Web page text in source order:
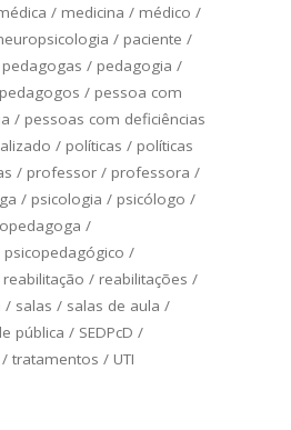
/ medicina / médico /
/ paciente /
pedagogas / pedagogia /
pedagogos / pessoa com
/ pessoas com deficiências
/ políticas / políticas
/ professor/ professora /
/ psicologia / psicólogo /
/
psicopedagógico /
reabilitação / reabilitações /
/ salas / salas de aula /
pública / SEDPcD /
/ tratamentos / UTI